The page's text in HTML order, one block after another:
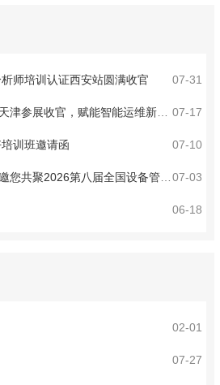
07-31
师培训认证西安站圆满收官
07-17
参展收官，赋能智能运维新发展
07-10
训班邀请函
07-03
八届全国设备管理与技术创新成果交流大会 ！
06-18
02-01
07-27